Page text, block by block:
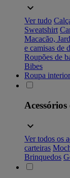
Ver tudo
Sweatshirt
Macacão,
e camisas de
Roupões de
Bibes
Roupa interior
Ver todos os
carteiras
Brinquedos